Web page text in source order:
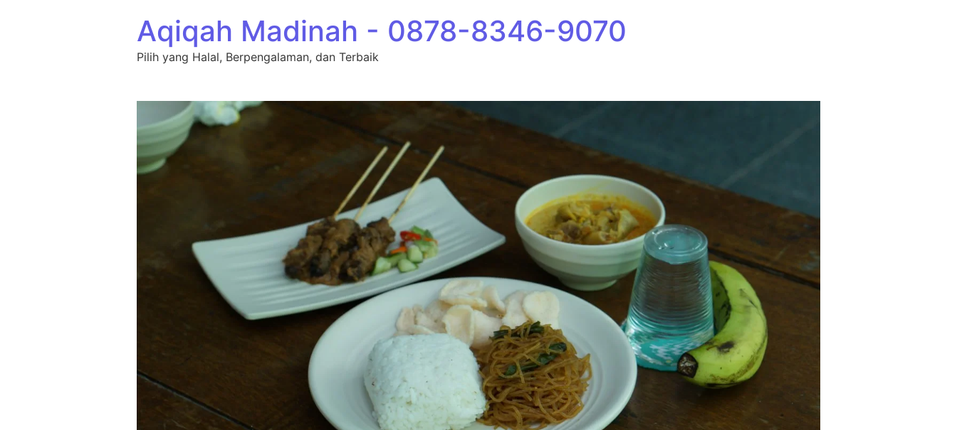
Aqiqah Madinah - 0878-8346-9070
Pilih yang Halal, Berpengalaman, dan Terbaik